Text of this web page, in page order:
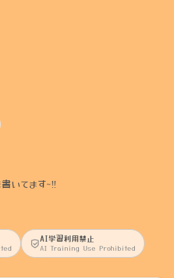
いてます~‼️
AI学習利用禁止
AI Training Use Prohibited